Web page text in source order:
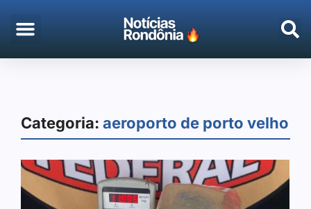
Categoria: aeroporto de porto velho